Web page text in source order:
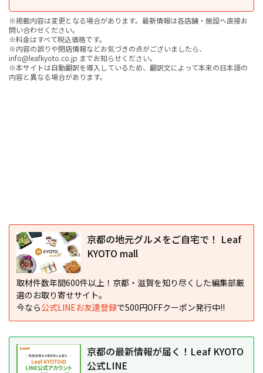
※掲載内容は変更となる場合があります。最新情報は各店舗・施設へ直接お
問い合わせください。
※料金はすべて税込価格です。
※内容の誤りや閉店情報などお気づきの点がございましたら、
info@leafkyoto.co.jp までお知らせください。
※本サイトは自動翻訳を導入しているため、翻訳文によって本来の日本語の
内容と異なる場合があります。
京都の地元グルメをご自宅で！ Leaf
KYOTO mall
取材件数年間600件以上！京都・滋賀を知り尽くした編集部厳
選のお取り寄せサイト。
今なら公式LINEお友達登録で500円OFFクーポン発行中!!
京都の最新情報が届く！Leaf KYOTO
公式LINE